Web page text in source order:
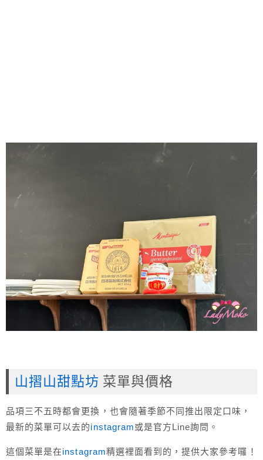
山摺山甜點坊 菜單與價格
品項三不五時都會更換，也會隨著季節不同推出限定口味，
最新的菜單可以去的instagram或是官方Line詢問。
這個菜單是在instagram精選裡面看到的，提供大家參考囉！